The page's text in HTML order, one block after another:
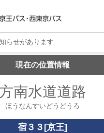
らせがあります
現在の位置情報
方南水道道路
ほうなんすいどうどうろ
宿３３[京王]